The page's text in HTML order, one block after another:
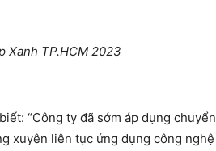
Xanh TP.HCM 2023
“Công ty đã sớm áp dụng chuyển
xuyên liên tục ứng dụng công nghệ